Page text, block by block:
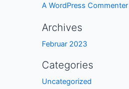
A WordPress Commenter
Archives
Februar 2023
Categories
Uncategorized